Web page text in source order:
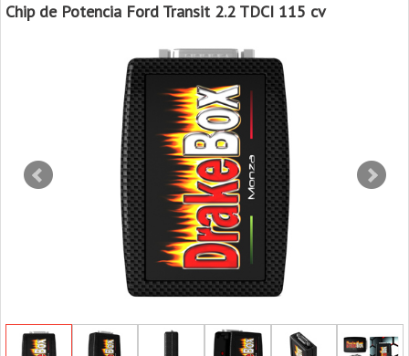
Chip de Potencia Ford Transit 2.2 TDCI 115 cv